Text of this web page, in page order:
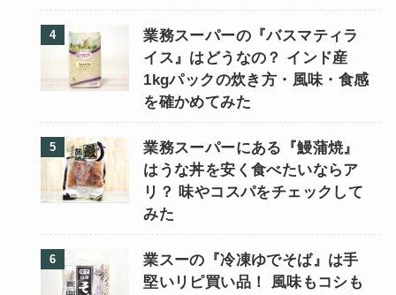
業務スーパーの『バスマティラ
イス』はどうなの？ インド産
1kgパックの炊き方・風味・食感
を確かめてみた
業務スーパーにある『鰻蒲焼』
はうな丼を安く食べたいならア
リ？ 味やコスパをチェックして
みた
業スーの『冷凍ゆでそば』は手
堅いリピ買い品！ 風味もコシも